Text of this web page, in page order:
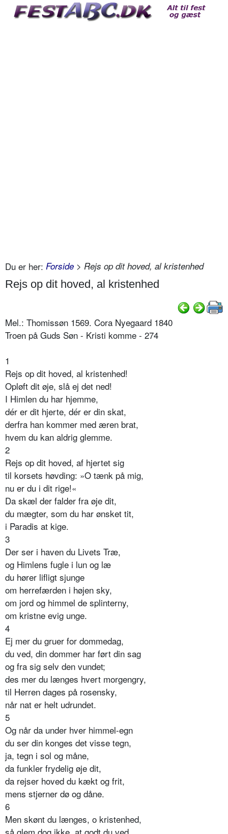
Du er her: Forside > Rejs op dit hoved, al kristenhed
Rejs op dit hoved, al kristenhed
Mel.: Thomissøn 1569. Cora Nyegaard 1840
Troen på Guds Søn - Kristi komme - 274
1
Rejs op dit hoved, al kristenhed!
Opløft dit øje, slå ej det ned!
I Himlen du har hjemme,
dér er dit hjerte, dér er din skat,
derfra han kommer med æren brat,
hvem du kan aldrig glemme.
2
Rejs op dit hoved, af hjertet sig
til korsets høvding: »O tænk på mig,
nu er du i dit rige!«
Da skæl der falder fra øje dit,
du mægter, som du har ønsket tit,
i Paradis at kige.
3
Der ser i haven du Livets Træ,
og Himlens fugle i lun og læ
du hører lifligt sjunge
om herrefærden i højen sky,
om jord og himmel de splinterny,
om kristne evig unge.
4
Ej mer du gruer for dommedag,
du ved, din dommer har ført din sag
og fra sig selv den vundet;
des mer du længes hvert morgengry,
til Herren dages på rosensky,
når nat er helt udrundet.
5
Og når da under hver himmel-egn
du ser din konges det visse tegn,
ja, tegn i sol og måne,
da funkler frydelig øje dit,
da rejser hoved du kækt og frit,
mens stjerner dø og dåne.
6
Men skønt du længes, o kristenhed,